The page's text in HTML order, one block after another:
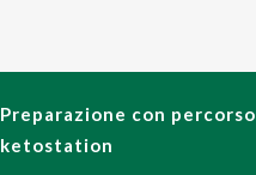
Preparazione con percorso
ketostation